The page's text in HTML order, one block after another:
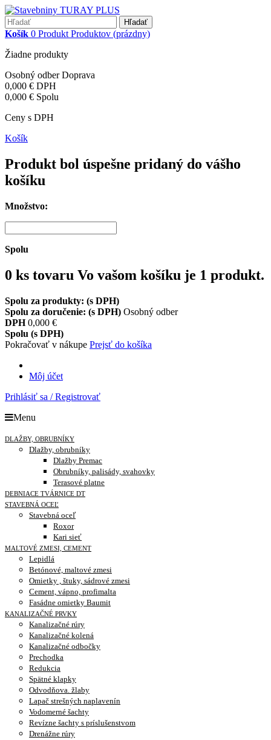
Hľadať
Košík 0 Produkt Produktov (prázdny)
Žiadne produkty
Osobný odberDoprava
0,000 € DPH
0,000 € Spolu
Ceny s DPH
Košík
Produkt bol úspešne pridaný do vášho
košíku
Množstvo:
Spolu
0 ks tovaru Vo vašom košíku je 1 produkt.
Spolu za produkty: (s DPH)
Spolu za doručenie: (s DPH) Osobný odber
DPH 0,000 €
Spolu (s DPH)
Pokračovať v nákupe Prejsť do košíka
Môj účet
Prihlásiť sa / Registrovať
Menu
DLAŽBY, OBRUBNÍKY
Dlažby, obrubníky
Dlažby Premac
Obrubníky, palisády, svahovky
Terasové platne
DEBNIACE TVÁRNICE DT
STAVEBNÁ OCEĽ
Stavebná oceľ
Roxor
Kari sieť
MALTOVÉ ZMESI, CEMENT
Lepidlá
Betónové, maltové zmesi
Omietky , štuky, sádrové zmesi
Cement, vápno, profimalta
Fasádne omietky Baumit
KANALIZAČNÉ PRVKY
Kanalizačné rúry
Kanalizačné kolená
Kanalizačné odbočky
Prechodka
Redukcia
Spätné klapky
Odvodňova. žlaby
Lapač strešných naplavenín
Vodomerné šachty
Revízne šachty s príslušenstvom
Drenážne rúry